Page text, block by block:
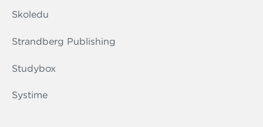
Skoledu
Strandberg Publishing
Studybox
Systime